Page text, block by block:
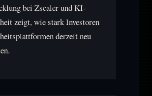
bei Zscaler und KI-
zeigt, wie stark Investoren
derzeit neu